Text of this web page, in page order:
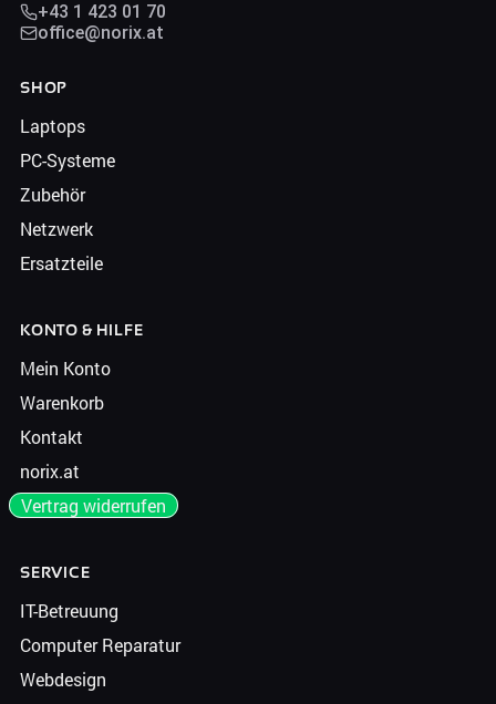
+43 1 423 01 70
office@norix.at
SHOP
Laptops
PC-Systeme
Zubehör
Netzwerk
Ersatzteile
KONTO & HILFE
Mein Konto
Warenkorb
Kontakt
norix.at
Vertrag widerrufen
SERVICE
IT-Betreuung
Computer Reparatur
Webdesign